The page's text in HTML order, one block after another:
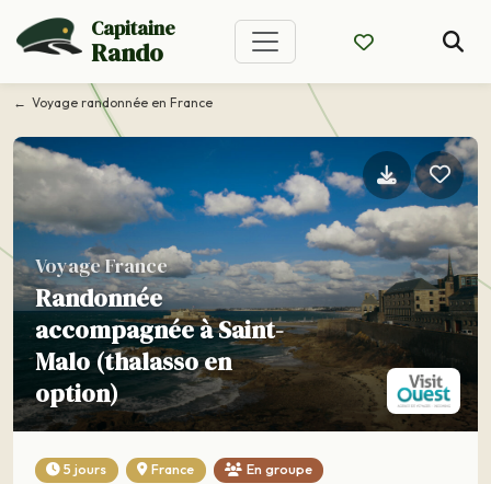
Capitaine
Rando
Voyage randonnée en France
Voyage France
Randonnée
accompagnée à Saint-
Malo (thalasso en
option)
5 jours France En groupe